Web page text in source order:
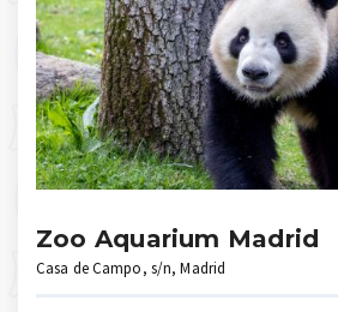
Zoo Aquarium Madrid
Casa de Campo, s/n, Madrid